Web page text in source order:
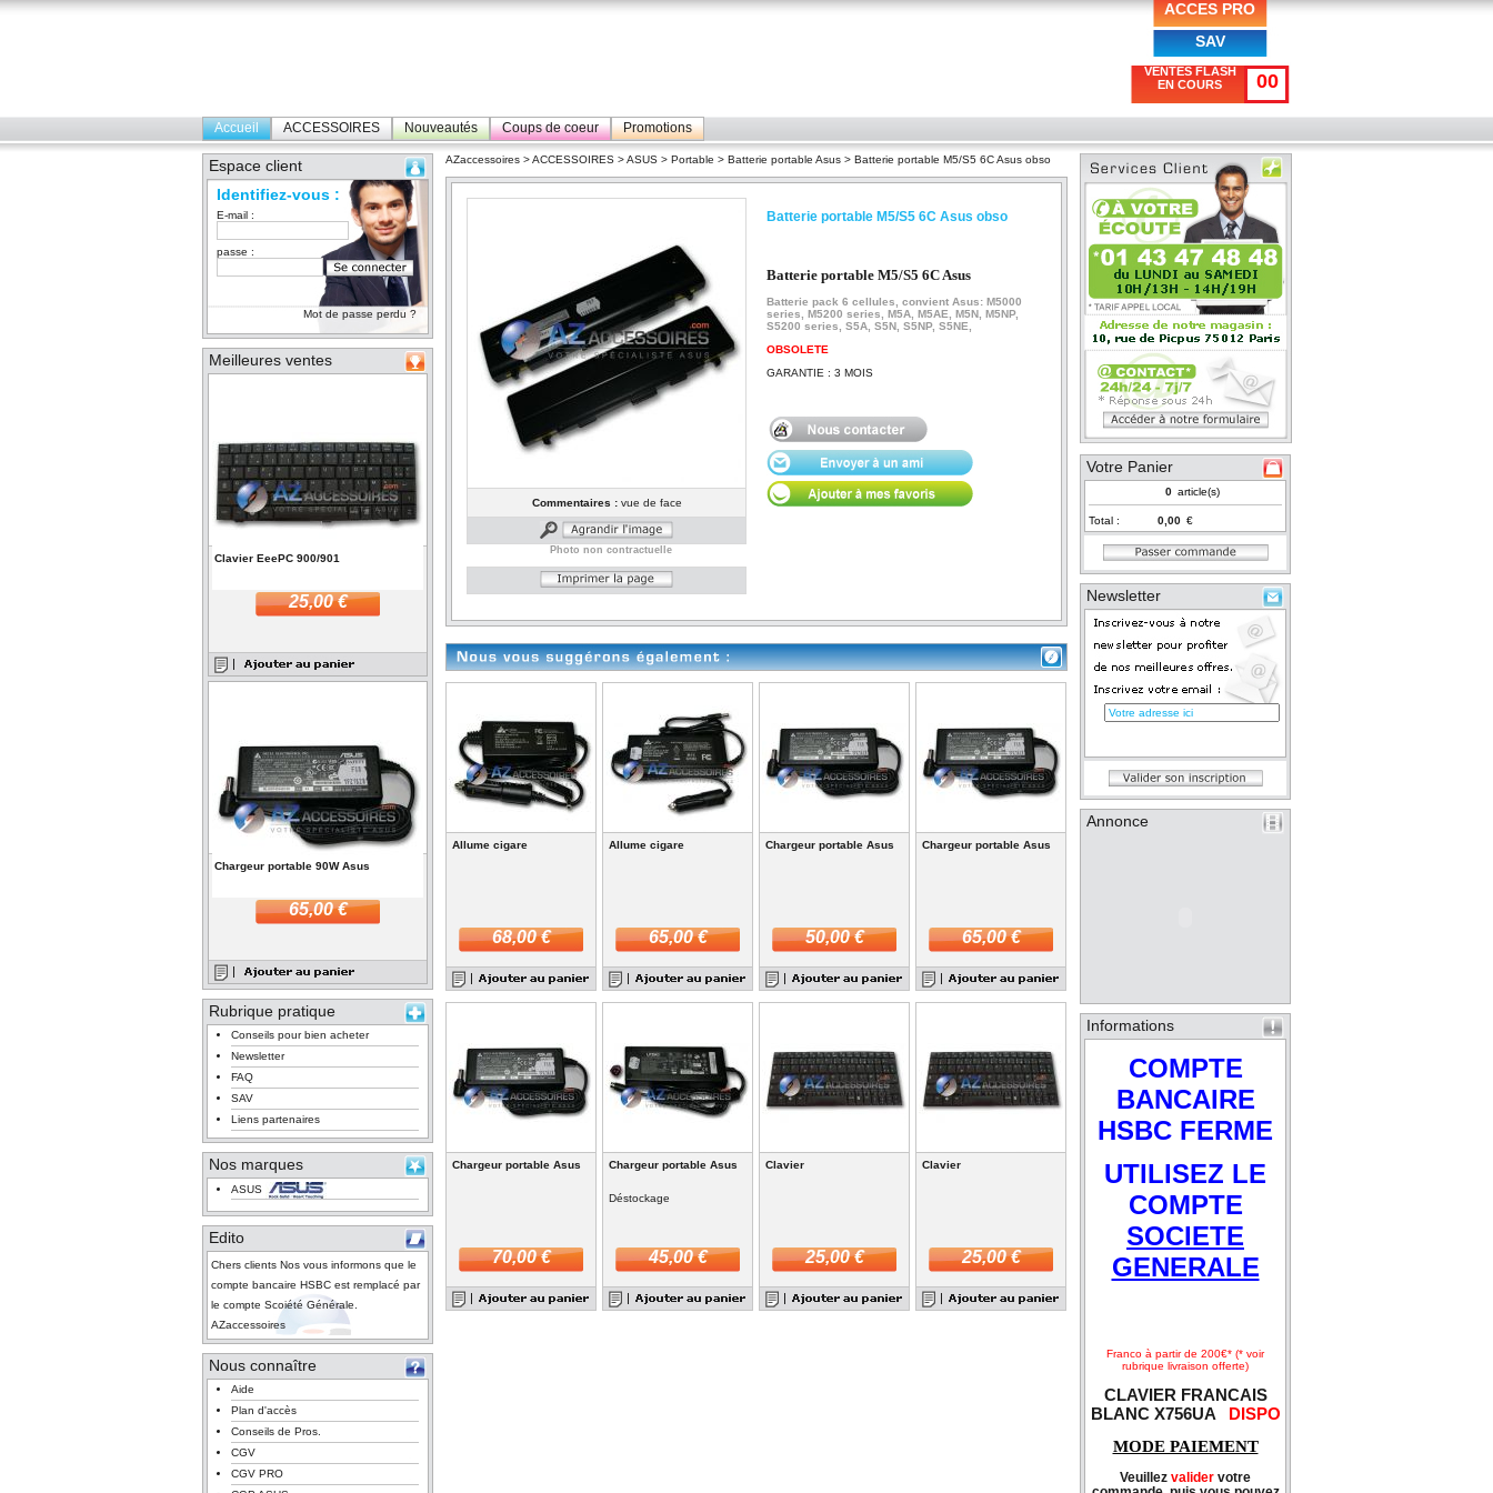
ACCES PRO
SAV
VENTES FLASH
EN COURS
00
Accueil ACCESSOIRES Nouveautés Coups de coeur Promotions
Espace client
Identifiez-vous :
E-mail :
passe :
Mot de passe perdu ?
Meilleures ventes
Clavier EeePC 900/901
25,00 €
Chargeur portable 90W Asus
65,00 €
Rubrique pratique
Conseils pour bien acheter
Newsletter
FAQ
SAV
Liens partenaires
Nos marques
ASUS
Edito
Chers clients Nos vous informons que le
compte bancaire HSBC est remplacé par
le compte Scoiété Générale.
AZaccessoires
Nous connaître
Aide
Plan d'accès
Conseils de Pros.
CGV
CGV PRO
AZaccessoires >ACCESSOIRES >ASUS > Portable > Batterie portable Asus > Batterie portable M5/S5 6C Asus obso
Commentaires :vue de face
Photo non contractuelle
Batterie portable M5/S5 6C Asus obso
Batterie portable M5/S5 6C Asus
Batterie pack 6 cellules, convient Asus: M5000
series, M5200 series, M5A, M5AE, M5N, M5NP,
S5200 series, S5A, S5N, S5NP, S5NE,
OBSOLETE
GARANTIE : 3 MOIS
Allume cigare
68,00 €
Allume cigare
65,00 €
Chargeur portable Asus
50,00 €
Chargeur portable Asus
65,00 €
Chargeur portable Asus
70,00 €
Chargeur portable Asus
Déstockage
45,00 €
Clavier
25,00 €
Clavier
25,00 €
Votre Panier
article(s)
Total : €
Newsletter
Annonce
Informations
COMPTE
BANCAIRE
HSBC FERME
UTILISEZ LE
COMPTE
SOCIETE
GENERALE
Franco à partir de 200€* (* voir
rubrique livraison offerte)
CLAVIER FRANCAIS
BLANC X756UA DISPO
MODE PAIEMENT
Veuillez valider votre